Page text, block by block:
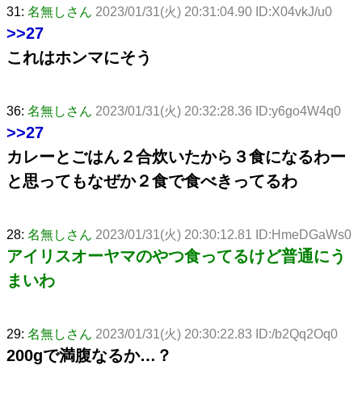
31: 名無しさん 2023/01/31(火) 20:31:04.90 ID:X04vkJ/u0
>>27
これはホンマにそう
36: 名無しさん 2023/01/31(火) 20:32:28.36 ID:y6go4W4q0
>>27
カレーとごはん２合炊いたから３食になるわー
と思ってもなぜか２食で食べきってるわ
28: 名無しさん 2023/01/31(火) 20:30:12.81 ID:HmeDGaWs0
アイリスオーヤマのやつ食ってるけど普通にう
まいわ
29: 名無しさん 2023/01/31(火) 20:30:22.83 ID:/b2Qq2Oq0
200gで満腹なるか…？